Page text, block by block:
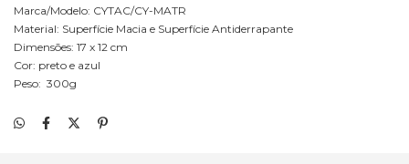
Marca/Modelo: CYTAC/CY-MATR
Material: Superfície Macia e Superfície Antiderrapante
Dimensões: 17 x 12 cm
Cor: preto e azul
Peso: 300g